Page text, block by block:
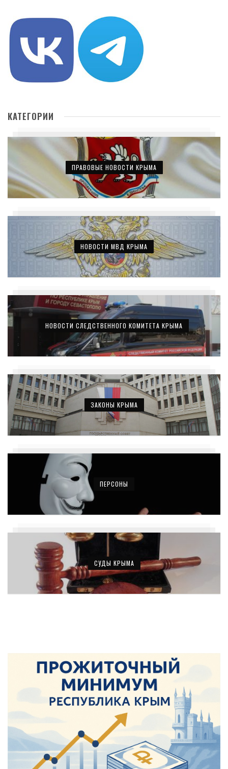
КАТЕГОРИИ
ПРАВОВЫЕ НОВОСТИ КРЫМА
НОВОСТИ МВД КРЫМА
НОВОСТИ СЛЕДСТВЕННОГО КОМИТЕТА КРЫМА
ЗАКОНЫ КРЫМА
ПЕРСОНЫ
СУДЫ КРЫМА